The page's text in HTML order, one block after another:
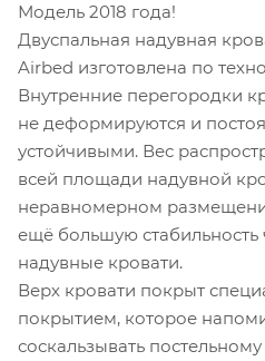
Модель 2018 года!
Двуспальная надувная
Airbed изготовлена по
Внутренние перегородки
не деформируются и
устойчивыми. Вес
всей площади надувной
неравномерном
ещё большую стабильность
надувные кровати.
Верх кровати покрыт
покрытием, которое
соскальзывать